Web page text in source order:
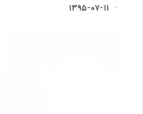
۱۳۹۵-۰۷-۱۱